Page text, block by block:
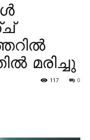
മരിച്ചു
0
117